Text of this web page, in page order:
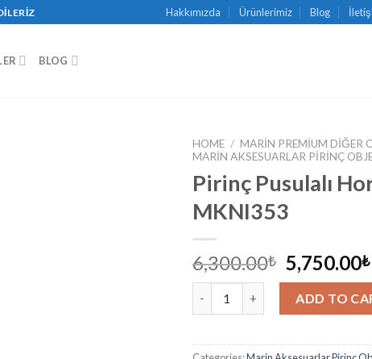
Hakkımızda Ürünlerimiz Blog
BLOG
HOME / MARIN PREMIUM DIĞER
MARIN AKSESUARLAR PIRINÇ
Pirinç Pusulalı
MKNI353
6,300.00₺ 5,750.00₺
ADD TO